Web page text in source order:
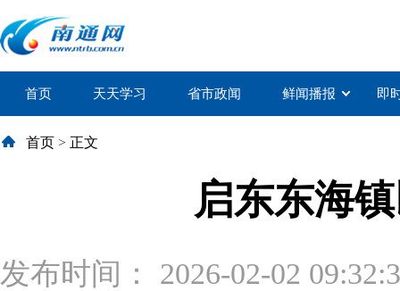
首页 天天学习 省市政闻 鲜闻播报 即
首页 > 正文
启东东海
发布时间： 2026-02-02